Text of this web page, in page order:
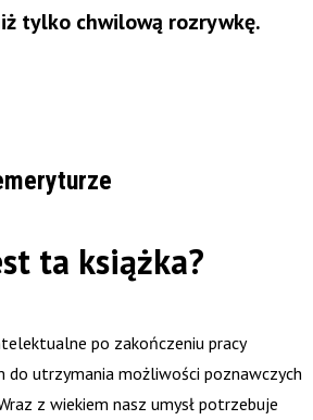
tylko chwilową rozrywkę.
ta książka?
po zakończeniu pracy
do utrzymania możliwości poznawczych
z wiekiem nasz umysł potrzebuje